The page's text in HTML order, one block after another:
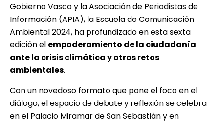
Gobierno Vasco y la Asociación de Periodistas de
Información (APIA), la Escuela de Comunicación
Ambiental 2024, ha profundizado en esta sexta
edición el empoderamiento de la ciudadanía
ante la crisis climática y otros retos
ambientales.
Con un novedoso formato que pone el foco en el
diálogo, el espacio de debate y reflexión se celebra
en el Palacio Miramar de San Sebastián y en